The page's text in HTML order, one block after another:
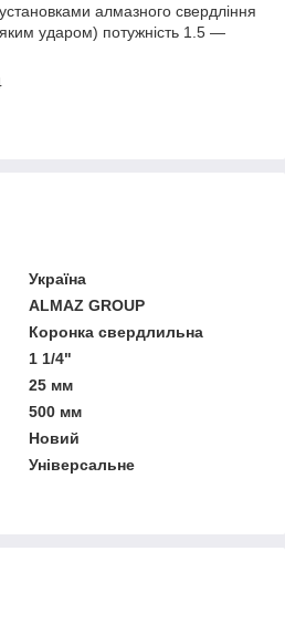
алмазного свердління
ударом) потужність 1.5 —
Україна
ALMAZ GROUP
Коронка свердлильна
1 1/4"
25 мм
500 мм
Новий
Універсальне